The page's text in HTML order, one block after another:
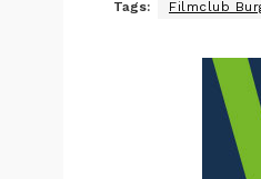
Tags: Filmclub